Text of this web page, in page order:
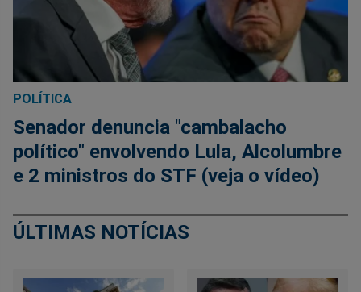
POLÍTICA
Senador denuncia "cambalacho
político" envolvendo Lula, Alcolumbre
e 2 ministros do STF (veja o vídeo)
ÚLTIMAS NOTÍCIAS